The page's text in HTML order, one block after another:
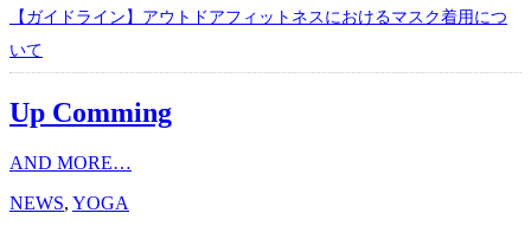
【ガイドライン】アウトドアフィットネスにおけるマスク着用につ
いて
Up Comming
AND MORE…
NEWS, YOGA